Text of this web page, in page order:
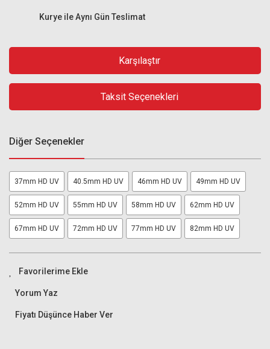
Kurye ile Aynı Gün Teslimat
Karşılaştır
Taksit Seçenekleri
Diğer Seçenekler
37mm HD UV 40.5mm HD UV 46mm HD UV 49mm HD UV
52mm HD UV 55mm HD UV 58mm HD UV 62mm HD UV
67mm HD UV 72mm HD UV 77mm HD UV 82mm HD UV
Yorum Yaz
Fiyatı Düşünce Haber Ver